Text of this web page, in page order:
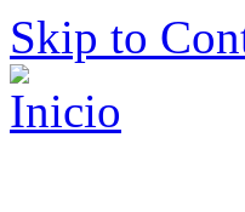
Skip to